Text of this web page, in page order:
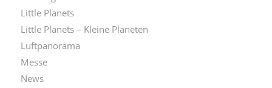
Little Planets
Little Planets – Kleine Planeten
Luftpanorama
Messe
News